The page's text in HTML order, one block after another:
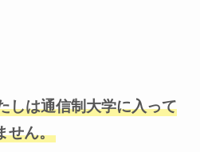
しは通信制大学に入って
せん。